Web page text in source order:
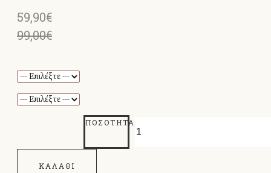
59,90€
99,00€
ΠΟΣΌΤΗΤΑ
ΚΑΛΆΘΙ